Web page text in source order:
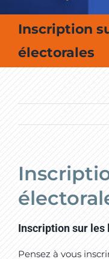
Inscription
électorales
Inscription sur les
Pensez à vous